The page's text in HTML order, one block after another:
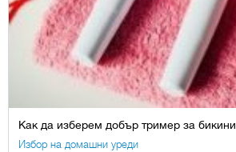
Как да изберем добър тример за бикини
Избор на домашни уреди